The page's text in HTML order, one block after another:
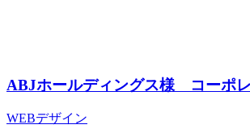
ABJホールディングス様 コーポ
WEBデザイン